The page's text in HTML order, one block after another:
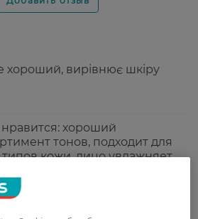
хороший, вирівнює шкіру
хороший
тонов, подходит для
типов кожи, лицо увлажняет,
крем отлично
идеально